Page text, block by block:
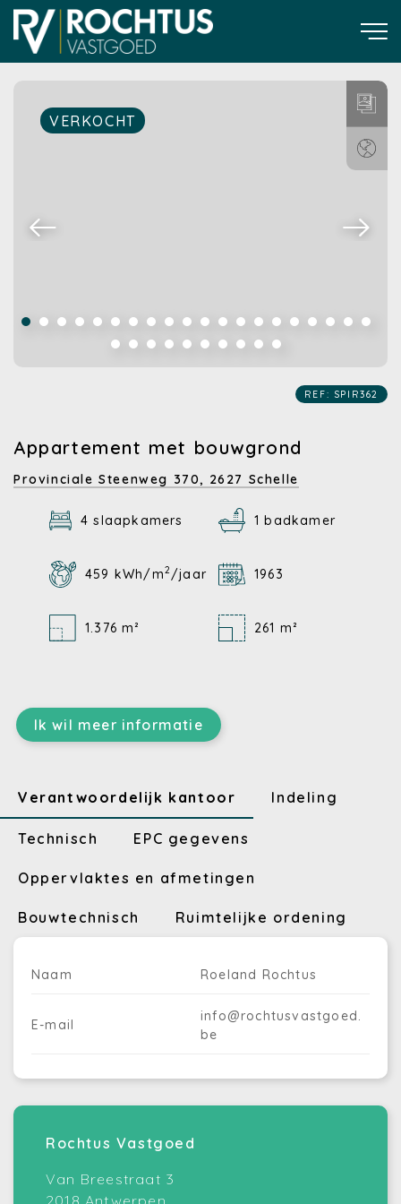
VERKOCHT
REF: SPIR362
Appartement met bouwgrond
Provinciale Steenweg 370, 2627 Schelle
4 slaapkamers 1 badkamer
459 kWh/m2 /jaar 1963
1.376 m² 261 m²
Ik wil meer informatie
Verantwoordelijk kantoor Indeling
Technisch EPC gegevens
Oppervlaktes en afmetingen
Bouwtechnisch Ruimtelijke ordening
Naam Roeland Rochtus
E-mail
info@rochtusvastgoed.
be
Rochtus Vastgoed
Van Breestraat 3
2018 Antwerpen